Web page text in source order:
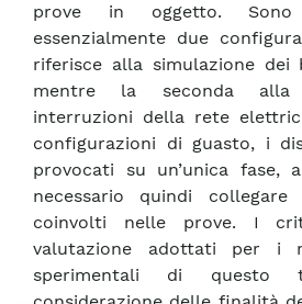
prove in oggetto.
essenzialmente due
riferisce alla simulazione dei
mentre la seconda alla
interruzioni della rete
configurazioni di guasto, i
provocati su un’unica fase,
necessario quindi
coinvolti nelle prove. I
valutazione adottati per i
sperimentali di questo